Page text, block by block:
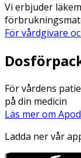
Vi erbjuder
För vårdgivare
För vårdens
på din medicin
Läs mer om
Ladda ner vår